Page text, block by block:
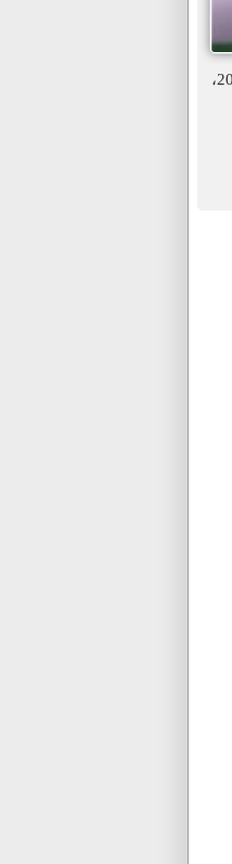
ھەولێر-KDP. info- ڕۆژی هەیینی، 10ی نیسانی 2026،